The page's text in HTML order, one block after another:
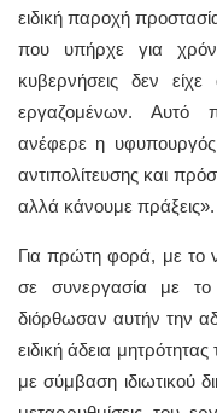
ειδική παροχή
που υπήρχε για
κυβερνήσεις δεν είχε
εργαζομένων. Αυτό
ανέφερε η
αντιπολίτευσης και
αλλά κάνουμε πράξεις».
Για πρώτη φορά, με το
σε συνεργασία με το
διόρθωσαν αυτήν την
ειδική άδεια
με σύμβαση ιδιωτικού